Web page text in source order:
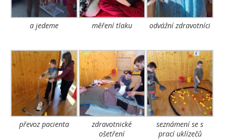
a jedeme měření tlaku odvážní zdravotníci
převoz pacienta
zdravotnické
ošetření
seznámení se s
prací uklízečů